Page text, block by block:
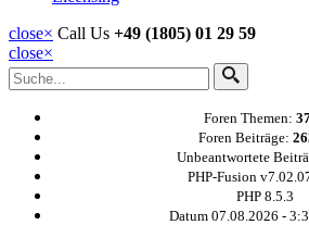
close× Call Us +49 (1805) 01 29 59
close×
Foren Themen:
Foren Beiträge:
Unbeantwortete
PHP-Fusion
PHP 8.5.3
Datum 07.08.2026 -